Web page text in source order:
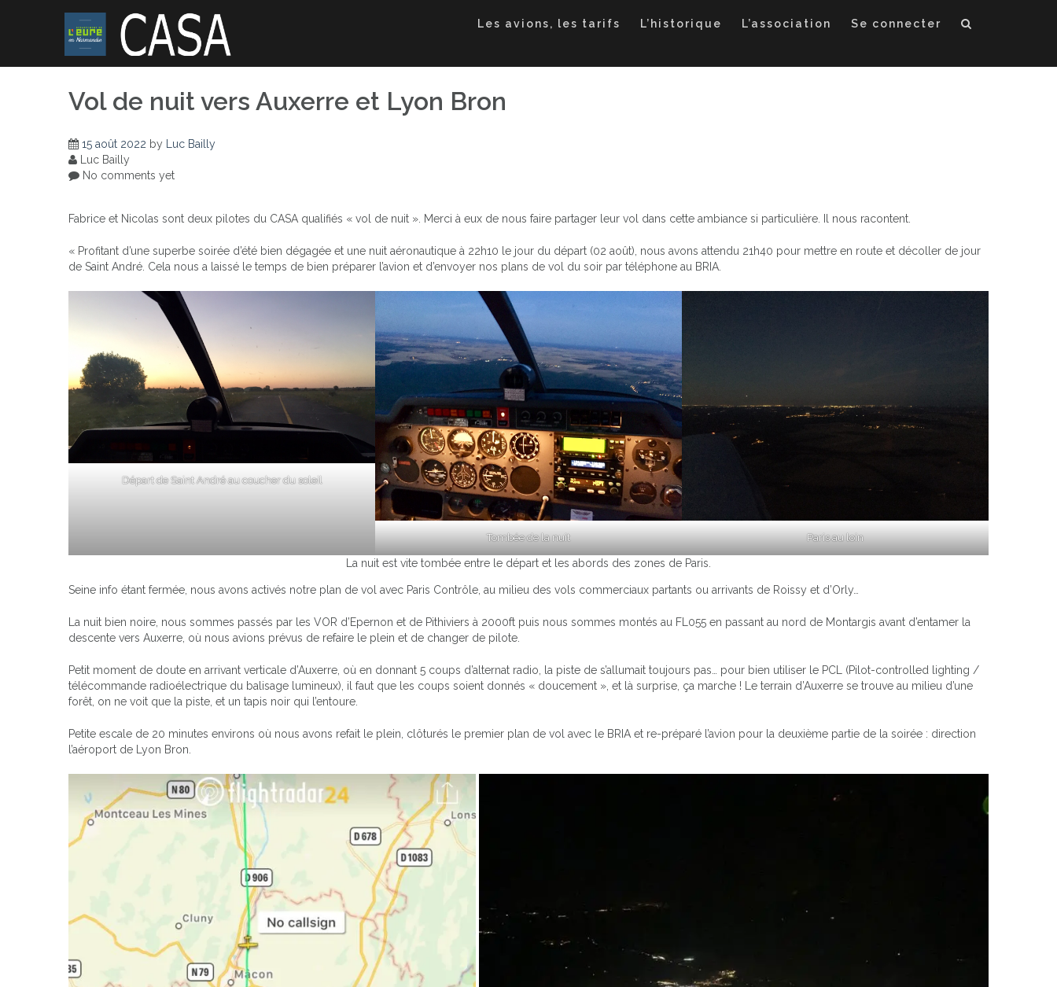
Les avions, les tarifs L’historique L’association Se connecter
Vol de nuit vers Auxerre et Lyon Bron
15 août 2022 by
Luc Bailly
Luc Bailly
No comments yet
Fabrice et Nicolas sont deux pilotes du CASA qualifiés « vol de nuit ». Merci à eux de nous faire partager leur vol dans cette ambiance si particulière. Il nous racontent.
« Profitant d’une superbe soirée d’été bien dégagée et une nuit aéronautique à 22h10 le jour du départ (02 août), nous avons attendu 21h40 pour mettre en route et décoller de jour
de Saint André. Cela nous a laissé le temps de bien préparer l’avion et d’envoyer nos plans de vol du soir par téléphone au BRIA.
Départ de Saint André au coucher du soleil
Tombée de la nuit Paris au loin
La nuit est vite tombée entre le départ et les abords des zones de Paris.
Seine info étant fermée, nous avons activés notre plan de vol avec Paris Contrôle, au milieu des vols commerciaux partants ou arrivants de Roissy et d’Orly…
La nuit bien noire, nous sommes passés par les VOR d’Epernon et de Pithiviers à 2000ft puis nous sommes montés au FL055 en passant au nord de Montargis avant d’entamer la
descente vers Auxerre, où nous avions prévus de refaire le plein et de changer de pilote.
Petit moment de doute en arrivant verticale d’Auxerre, où en donnant 5 coups d’alternat radio, la piste de s’allumait toujours pas… pour bien utiliser le PCL (Pilot-controlled lighting /
télécommande radioélectrique du balisage lumineux), il faut que les coups soient donnés « doucement », et là surprise, ça marche ! Le terrain d’Auxerre se trouve au milieu d’une
forêt, on ne voit que la piste, et un tapis noir qui l’entoure.
Petite escale de 20 minutes environs où nous avons refait le plein, clôturés le premier plan de vol avec le BRIA et re-préparé l’avion pour la deuxième partie de la soirée : direction
l’aéroport de Lyon Bron.